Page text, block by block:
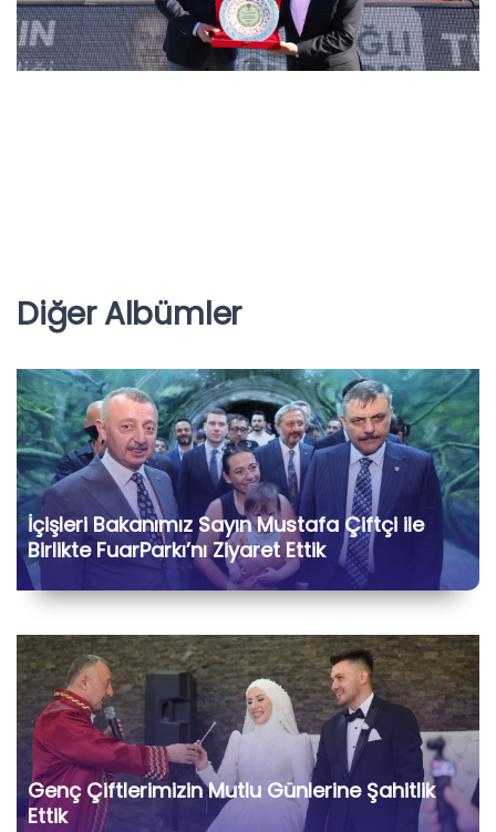
Diğer Albümler
İçişleri Bakanımız Sayın Mustafa Çiftçi ile
Birlikte FuarParkı’nı Ziyaret Ettik
Genç Çiftlerimizin Mutlu Günlerine Şahitlik
Ettik